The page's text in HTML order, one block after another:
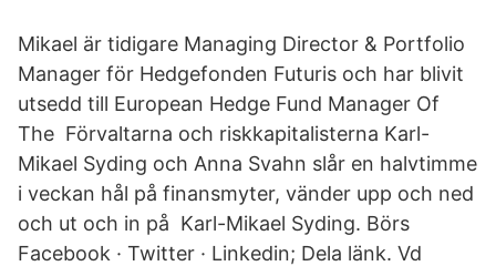
Mikael är tidigare Managing Director & Portfolio
Manager för Hedgefonden Futuris och har blivit
utsedd till European Hedge Fund Manager Of
The Förvaltarna och riskkapitalisterna Karl-
Mikael Syding och Anna Svahn slår en halvtimme
i veckan hål på finansmyter, vänder upp och ned
och ut och in på Karl-Mikael Syding. Börs
Facebook · Twitter · Linkedin; Dela länk. Vd